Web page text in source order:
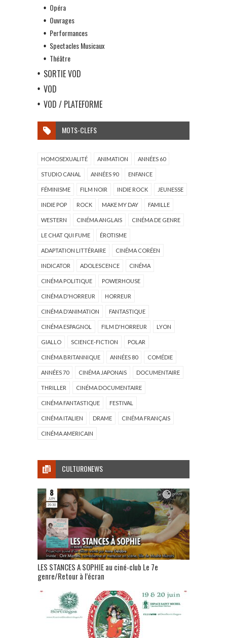
Opéra
Ouvrages
Performances
Spectacles Musicaux
Théâtre
SORTIE VOD
VOD
VOD / PLATEFORME
MOTS-CLEFS
HOMOSEXUALITÉ ANIMATION ANNÉES 60
STUDIO CANAL ANNÉES 90 ENFANCE
FÉMINISME FILM NOIR INDIE ROCK JEUNESSE
INDIE POP ROCK MAKE MY DAY FAMILLE
WESTERN CINÉMA ANGLAIS CINÉMA DE GENRE
LE CHAT QUI FUME ÉROTISME
ADAPTATION LITTÉRAIRE CINÉMA CORÉEN
INDICATOR ADOLESCENCE CINÉMA
CINÉMA POLITIQUE POWERHOUSE
CINÉMA D'HORREUR HORREUR
CINÉMA D'ANIMATION FANTASTIQUE
CINÉMA ESPAGNOL FILM D'HORREUR LYON
GIALLO SCIENCE-FICTION POLAR
CINÉMA BRITANNIQUE ANNÉES 80 COMÉDIE
ANNÉES 70 CINÉMA JAPONAIS DOCUMENTAIRE
THRILLER CINÉMA DOCUMENTAIRE
CINÉMA FANTASTIQUE FESTIVAL
CINÉMA ITALIEN DRAME CINÉMA FRANÇAIS
CINÉMA AMERICAIN
CULTURONEWS
LES STANCES A SOPHIE au ciné-club Le 7e
genre/Retour à l’écran